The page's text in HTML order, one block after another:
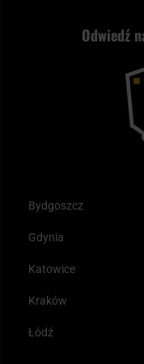
Reklamacje iOdwiedź
Bydgoszcz
Gdynia
Katowice
Kraków
Łódź
Kupony i kody
Plecak ewakuacyjny
Samoobrona